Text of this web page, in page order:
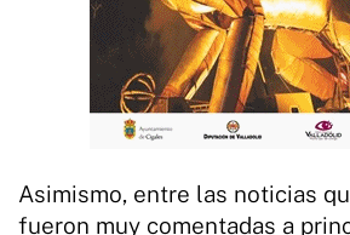
Asimismo, entre las noticias
fueron muy comentadas a